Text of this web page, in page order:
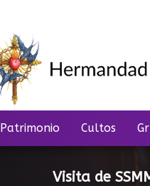
Patrimonio Cultos
Visita de